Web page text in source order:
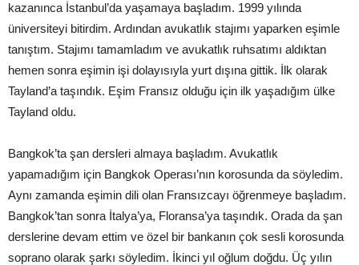
kazanınca İstanbul’da yaşamaya başladım. 1999 yılında
üniversiteyi bitirdim. Ardından avukatlık stajımı yaparken eşimle
tanıştım. Stajımı tamamladım ve avukatlık ruhsatımı aldıktan
hemen sonra eşimin işi dolayısıyla yurt dışına gittik. İlk olarak
Tayland’a taşındık. Eşim Fransız olduğu için ilk yaşadığım ülke
Tayland oldu.
Bangkok’ta şan dersleri almaya başladım. Avukatlık
yapamadığım için Bangkok Operası’nın korosunda da söyledim.
Aynı zamanda eşimin dili olan Fransızcayı öğrenmeye başladım.
Bangkok’tan sonra İtalya’ya, Floransa’ya taşındık. Orada da şan
derslerine devam ettim ve özel bir bankanın çok sesli korosunda
soprano olarak şarkı söyledim. İkinci yıl oğlum doğdu. Üç yılın